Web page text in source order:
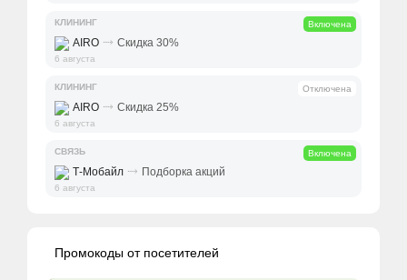
КЛИНИНГ Включена
AIRO ⤑ Скидка 30%
6 августа
КЛИНИНГ Отключена
AIRO ⤑ Скидка 25%
6 августа
СВЯЗЬ Включена
Т-Мобайл ⤑ Подборка акций
6 августа
Промокоды от посетителей